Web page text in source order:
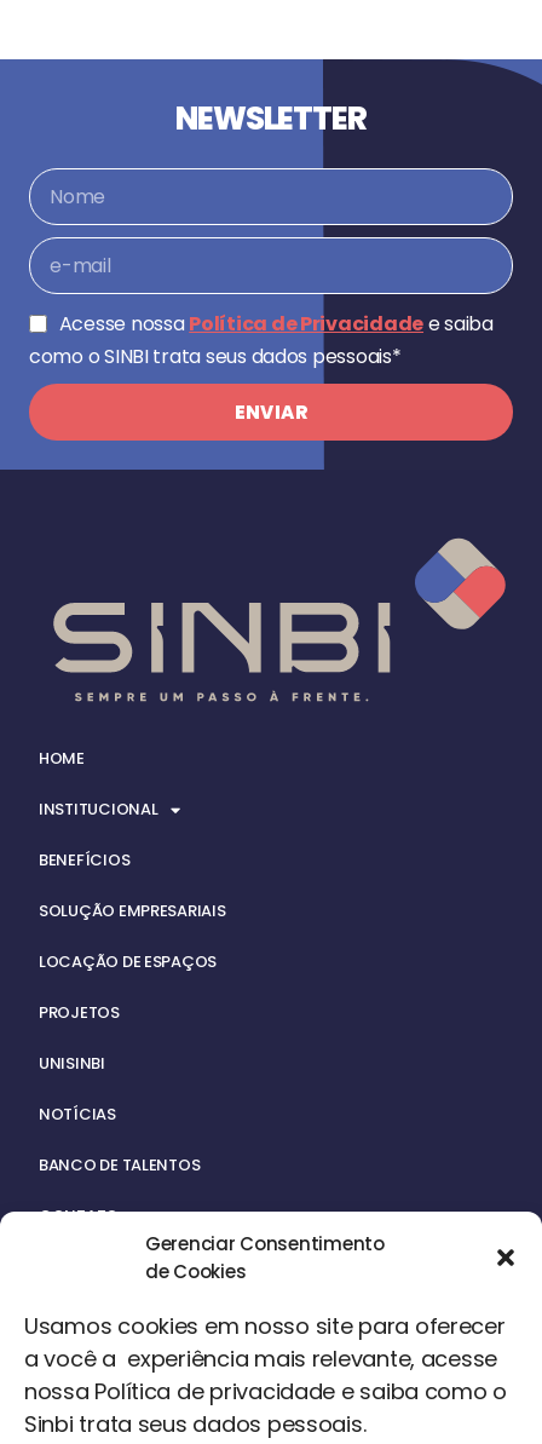
Gerenciar Consentimento
de Cookies
Usamos cookies em nosso site para oferecer
a você a experiência mais relevante, acesse
nossa Política de privacidade e saiba como o
Sinbi trata seus dados pessoais.
NEWSLETTER
Acesse nossaPolítica de Privacidadee saiba
como o SINBI trata seus dados pessoais*
ENVIAR
HOME
INSTITUCIONAL
BENEFÍCIOS
SOLUÇÃO EMPRESARIAIS
LOCAÇÃO DE ESPAÇOS
PROJETOS
UNISINBI
NOTÍCIAS
BANCO DE TALENTOS
CONTATO
ACERVO